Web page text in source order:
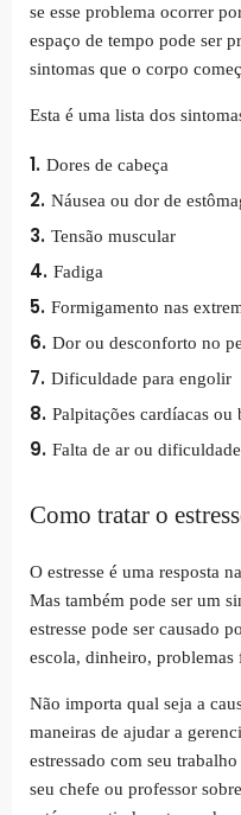
se esse problema ocorrer
espaço de tempo pode ser
sintomas que o corpo
Esta é uma lista dos
Dores de cabeça
Náusea ou dor de
Tensão muscular
Fadiga
Formigamento nas
Dor ou desconforto no
Dificuldade para engolir
Palpitações cardíacas
Falta de ar ou
Como tratar o
O estresse é uma resposta
Mas também pode ser um
estresse pode ser causado
escola, dinheiro,
Não importa qual seja a
maneiras de ajudar a
estressado com seu
seu chefe ou professor